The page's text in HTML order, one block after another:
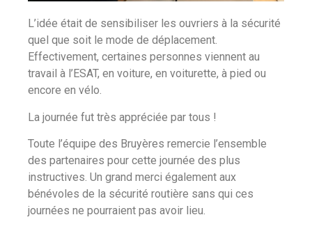
L’idée était de sensibiliser les ouvriers à la sécurité
quel que soit le mode de déplacement.
Effectivement, certaines personnes viennent au
travail à l’ESAT, en voiture, en voiturette, à pied ou
encore en vélo.
La journée fut très appréciée par tous !
Toute l’équipe des Bruyères remercie l’ensemble
des partenaires pour cette journée des plus
instructives. Un grand merci également aux
bénévoles de la sécurité routière sans qui ces
journées ne pourraient pas avoir lieu.